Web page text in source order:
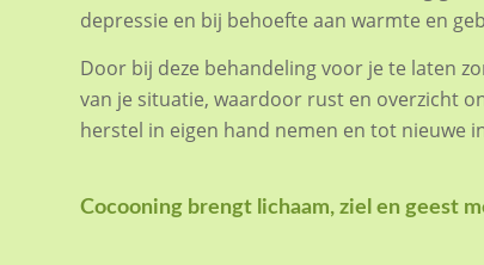
depressie en bij behoefte aan warmte en
Door bij deze behandeling voor je te laten
van je situatie, waardoor rust en overzicht
herstel in eigen hand nemen en tot nieuwe
Cocooning brengt lichaam, ziel en geest